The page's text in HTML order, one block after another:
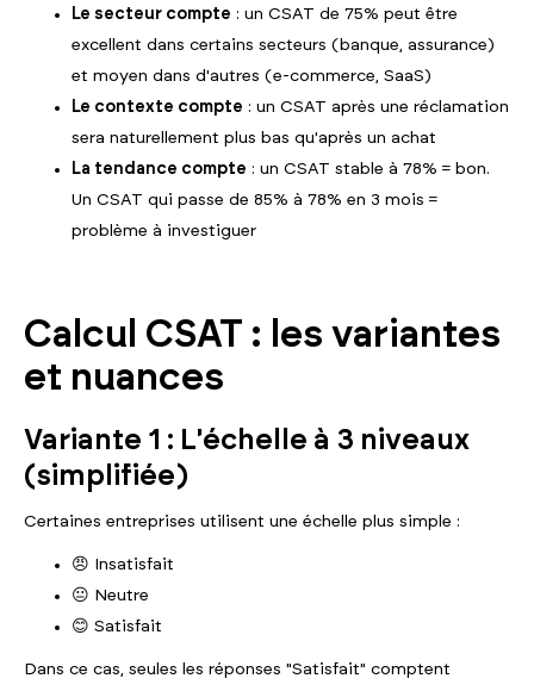
Le secteur compte : un CSAT de 75% peut être
excellent dans certains secteurs (banque, assurance)
et moyen dans d'autres (e-commerce, SaaS)
Le contexte compte : un CSAT après une réclamation
sera naturellement plus bas qu'après un achat
La tendance compte : un CSAT stable à 78% = bon.
Un CSAT qui passe de 85% à 78% en 3 mois =
problème à investiguer
Calcul CSAT : les variantes
et nuances
Variante 1 : L'échelle à 3 niveaux
(simplifiée)
Certaines entreprises utilisent une échelle plus simple :
😠 Insatisfait
😐 Neutre
😊 Satisfait
Dans ce cas, seules les réponses "Satisfait" comptent